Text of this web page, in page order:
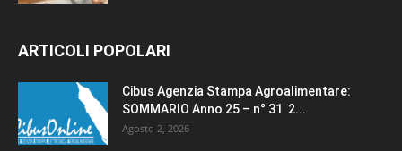
ARTICOLI POPOLARI
Cibus Agenzia Stampa Agroalimentare:
SOMMARIO Anno 25 – n° 31 2...
Agosto 2, 2026